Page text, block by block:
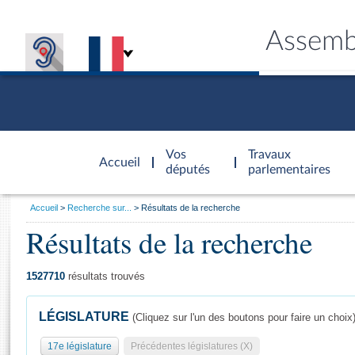
Accueil
d'accueil
Vos
députés
Travaux
parlementaires
Général
Vous
Accueil Recherche sur... Résultats de la recherche
Résultats de la recherche
1527710 résultats trouvés
LÉGISLATURE (Cliquez sur l'un des boutons pour faire un choix)
17e législature Précédentes législatures (X)